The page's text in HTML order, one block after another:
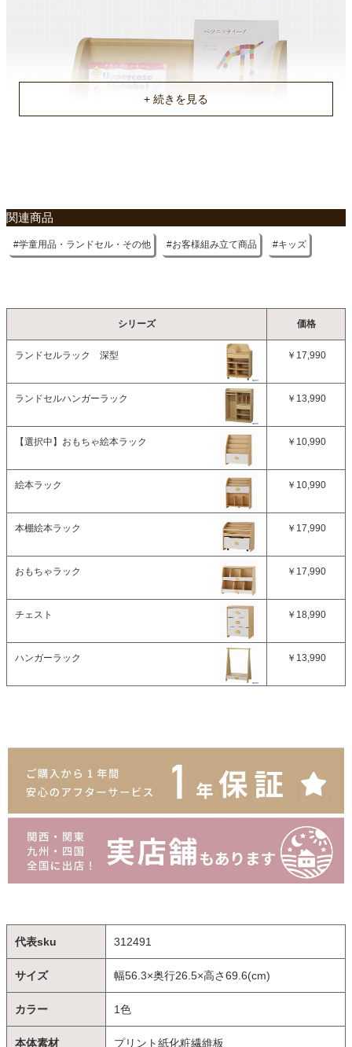
組立説明書(PDF)
関連商品
学童用品・ランドセル・その他 お客様組み立て商品 キッズ
シリーズ 価格
ランドセルラック 深型 ￥17,990
ランドセルハンガーラック ￥13,990
【選択中】 おもちゃ絵本ラック ￥10,990
絵本ラック ￥10,990
本棚絵本ラック ￥17,990
おもちゃラック ￥17,990
チェスト ￥18,990
ハンガーラック ￥13,990
代表sku 312491
サイズ 幅56.3×奥行26.5×高さ69.6(cm)
カラー 1色
本体素材 プリント紙化粧繊維板